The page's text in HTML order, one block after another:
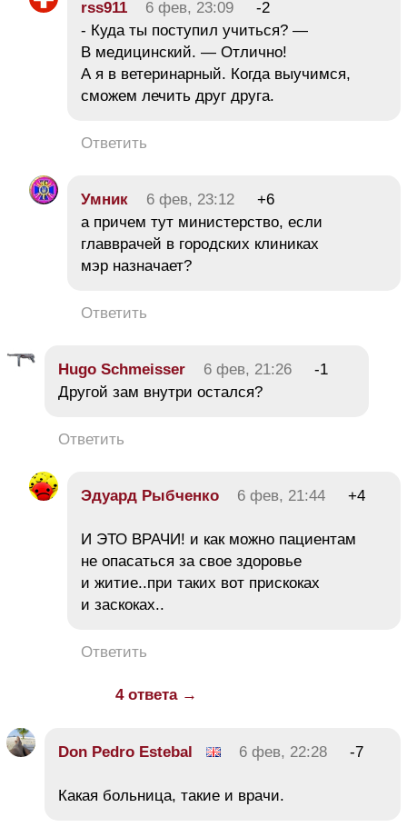
rss911 6 фев, 23:09
-2
- Куда ты поступил учиться? —
В медицинский. — Отлично!
А я в ветеринарный. Когда выучимся,
сможем лечить друг друга.
Ответить
Умник 6 фев, 23:12
+6
а причем тут министерство, если
главврачей в городских клиниках
мэр назначает?
Ответить
Hugo Schmeisser 6 фев, 21:26
-1
Другой зам внутри остался?
Ответить
Эдуард Рыбченко 6 фев, 21:44 +4
И ЭТО ВРАЧИ! и как можно пациентам
не опасаться за свое здоровье
и житие..при таких вот прискоках
и заскоках..
Ответить
4 ответа →
Don Pedro Estebal 6 фев, 22:28 -7
Какая больница, такие и врачи.